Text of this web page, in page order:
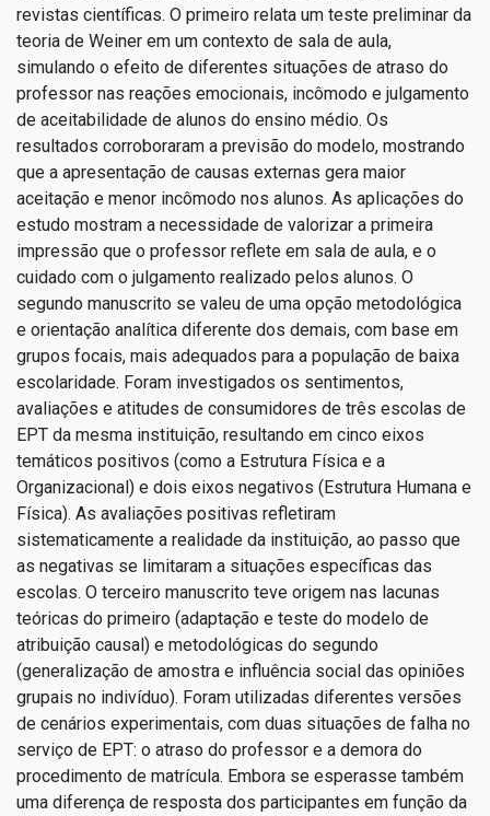
revistas científicas. O primeiro relata um teste preliminar da
teoria de Weiner em um contexto de sala de aula,
simulando o efeito de diferentes situações de atraso do
professor nas reações emocionais, incômodo e julgamento
de aceitabilidade de alunos do ensino médio. Os
resultados corroboraram a previsão do modelo, mostrando
que a apresentação de causas externas gera maior
aceitação e menor incômodo nos alunos. As aplicações do
estudo mostram a necessidade de valorizar a primeira
impressão que o professor reflete em sala de aula, e o
cuidado com o julgamento realizado pelos alunos. O
segundo manuscrito se valeu de uma opção metodológica
e orientação analítica diferente dos demais, com base em
grupos focais, mais adequados para a população de baixa
escolaridade. Foram investigados os sentimentos,
avaliações e atitudes de consumidores de três escolas de
EPT da mesma instituição, resultando em cinco eixos
temáticos positivos (como a Estrutura Física e a
Organizacional) e dois eixos negativos (Estrutura Humana e
Física). As avaliações positivas refletiram
sistematicamente a realidade da instituição, ao passo que
as negativas se limitaram a situações específicas das
escolas. O terceiro manuscrito teve origem nas lacunas
teóricas do primeiro (adaptação e teste do modelo de
atribuição causal) e metodológicas do segundo
(generalização de amostra e influência social das opiniões
grupais no indivíduo). Foram utilizadas diferentes versões
de cenários experimentais, com duas situações de falha no
serviço de EPT: o atraso do professor e a demora do
procedimento de matrícula. Embora se esperasse também
uma diferença de resposta dos participantes em função da